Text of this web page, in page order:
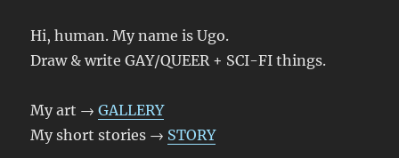
Hi, human. My name is Ugo.
Draw & write GAY/QUEER + SCI-FI things.
My art →GALLERY
My short stories → STORY